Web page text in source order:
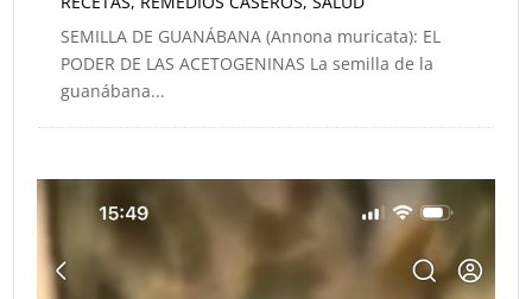
SEMILLA DE GUANÁBANA (Annona muricata): EL
PODER DE LAS ACETOGENINAS ​La semilla de la
guanábana...